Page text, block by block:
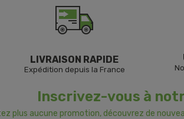
LIVRAISON RAPIDE
Expédition depuis la France
Inscrivez-vous à
plus aucune promotion, découvrez de